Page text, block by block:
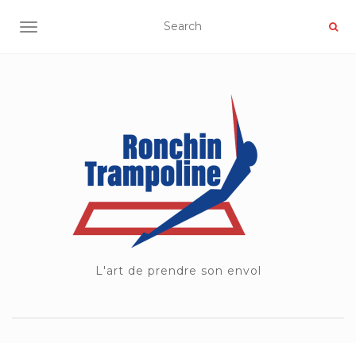
OUVRIR/FERMER LA NAVIGATION
L'art de prendre son envol